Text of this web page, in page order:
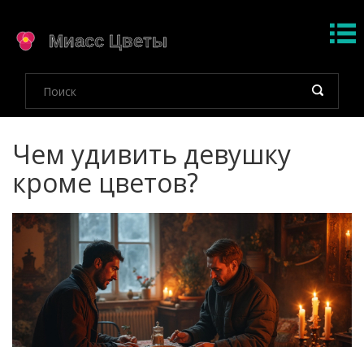
Чем удивить девушку
кроме цветов?